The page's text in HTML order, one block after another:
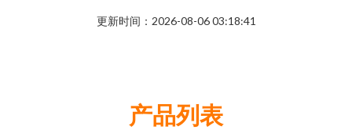
更新时间：2026-08-06 03:18:41
产品列表